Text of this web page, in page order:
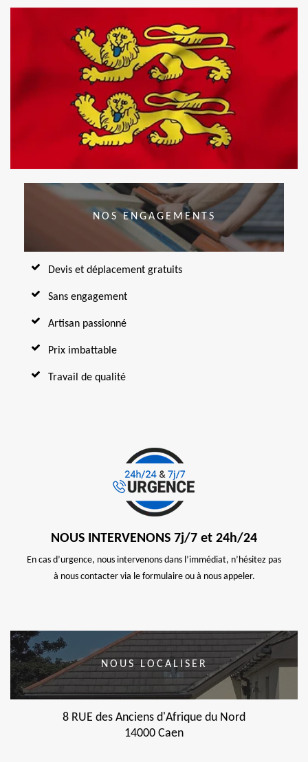
NOS ENGAGEMENTS
Devis et déplacement gratuits
Sans engagement
Artisan passionné
Prix imbattable
Travail de qualité
NOUS INTERVENONS 7j/7 et 24h/24
En cas d’urgence, nous intervenons dans l’immédiat, n’hésitez pas
à nous contacter via le formulaire ou à nous appeler.
NOUS LOCALISER
8 RUE des Anciens d'Afrique du Nord
14000 Caen